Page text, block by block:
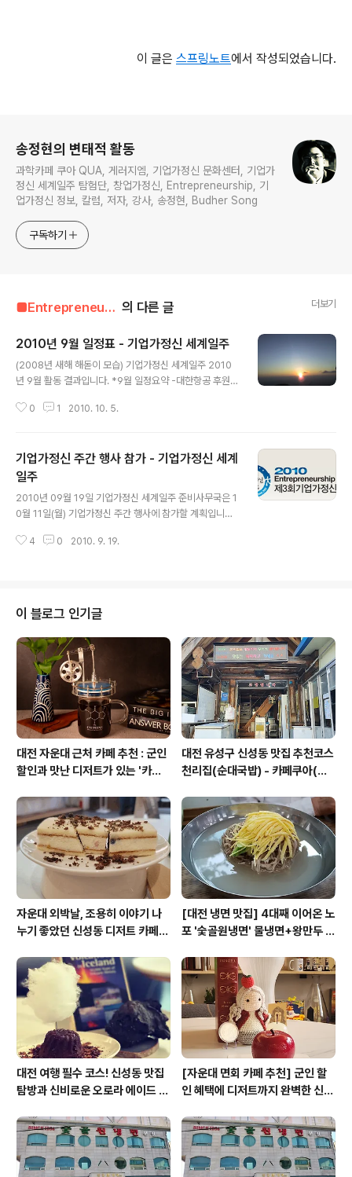
이 글은 스프링노트에서 작성되었습니다.
송정현의 변태적 활동
과학카페 쿠아 QUA, 게러지엠, 기업가정신 문화센터, 기업가
정신 세계일주 탐험단, 창업가정신, Entrepreneurship, 기
업가정신 정보, 칼럼, 저자, 강사, 송정현, Budher Song
구독하기
■Entrepreneur■■■/Entrepreneur's Timetable 의 다른 글 더보기
2010년 9월 일정표 - 기업가정신 세계일주
(2008년 새해 해돋이 모습) 기업가정신 세계일주 2010
년 9월 활동 결과입니다. *9월 일정요약 -대한항공 후원유
탁 대표이사 인터뷰 완료. -Start-up Digest 인터뷰 기사
모두투어 등). -한남대학교 김형태 총장 미팅 - 지원 요청.
-문국현(前 유한킴벌리 CEO) 대표 - 미니 인터뷰, 자문 요
청. -연합뉴스 인터뷰 기사보도. -G20서울국제컨퍼런스
참가. -KOWIN 한민족여성네트워크행사 참가.
0 1 2010. 10. 5.
기업가정신 주간 행사 참가 - 기업가정신 세계
일주
2010년 09월 19일 기업가정신 세계일주 준비사무국은 1
0월 11일(월) 기업가정신 주간 행사에 참가할 계획입니다.
언 리더들의 의견들을 듣는 계기이며, 행사에 참여하시는
ek 행사와는 다른 행사로서, 국내에서 메이저급 5개 경제
단체가 공동으로 주관하는 행사입니다. (전국경제인연합
회, 대한상공회의소, 한국무역협회, 중소기업중앙회, 한국
경영자총협회) 올해로 3회째 운영중인데 그 규모가 날로
커지고 발전하는 것 같습니다. 기업가정신 관련 관심 있으
신 분들은 아래 공고..
4 0 2010. 9. 19.
이 블로그 인기글
대전 자운대 근처 카페 추천 : 군인
할인과 맛난 디저트가 있는 '카페
대전 유성구 신성동 맛집 추천코스
천리집(순대국밥) - 카페쿠아(커
자운대 외박날, 조용히 이야기 나
누기 좋았던 신성동 디저트 카페
[대전 냉면 맛집] 4대째 이어온 노
포 '숯골원냉면' 물냉면+왕만두 조
대전 여행 필수 코스! 신성동 맛집
탐방과 신비로운 오로라 에이드 체
[자운대 면회 카페 추천] 군인 할
인 혜택에 디저트까지 완벽한 신성